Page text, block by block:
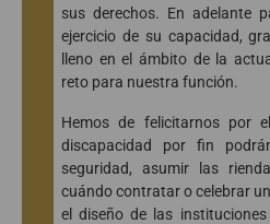
sus derechos. En adelante
ejercicio de su capacidad,
lleno en el ámbito de la
reto para nuestra función.
Hemos de felicitarnos por
discapacidad por fin
seguridad, asumir las
cuándo contratar o celebrar
el diseño de las